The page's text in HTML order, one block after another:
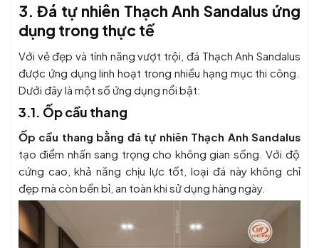
3. Đá tự nhiên Thạch Anh Sandalus ứng
dụng trong thực tế
Với vẻ đẹp và tính năng vượt trội, đá Thạch Anh Sandalus
được ứng dụng linh hoạt trong nhiều hạng mục thi công.
Dưới đây là một số ứng dụng nổi bật:
3.1. Ốp cầu thang
Ốp cầu thang bằng đá tự nhiên Thạch Anh Sandalus
tạo điểm nhấn sang trọng cho không gian sống. Với độ
cứng cao, khả năng chịu lực tốt, loại đá này không chỉ
đẹp mà còn bền bỉ, an toàn khi sử dụng hàng ngày.